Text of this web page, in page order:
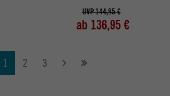
UVP 144,95 €
ab 136,95 €
1 2 3